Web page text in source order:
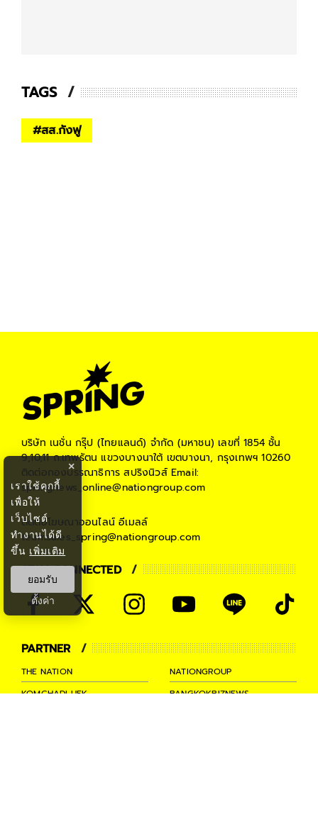
TAGS
#สส.กังฟู
บริษัท เนชั่น กรุ๊ป (ไทยแลนด์) จำกัด (มหาชน) เลขที่ 1854 ชั้น
9,10,11 ถ.เทพรัตน แขวงบางนาใต้ เขตบางนา, กรุงเทพฯ 10260
ติดต่อกองบรรณาธิการ สปริงนิวส์Email:
springnews_online@nationgroup.com
ติดต่อโฆษณาออนไลน์ อีเมลล์
teamsales_spring@nationgroup.com
STAY CONNECTED
PARTNER
THE NATION
NATIONGROUP
KOMCHADLUEK
BANGKOKBIZNEWS
×
เราใช้คุกกี้
เพื่อให้
เว็บไซต์
ทำงานได้ดี
ขึ้น เพิ่มเติม
ยอมรับ
ตั้งค่า